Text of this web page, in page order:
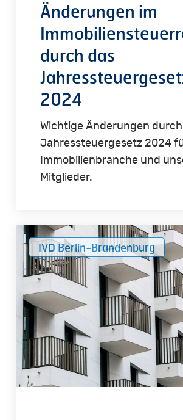
Änderungen im
durch das
2024
Wichtige Änderungen
Jahressteuergesetz 2024
Immobilienbranche und
Mitglieder.
Hausverwaltung
gesucht?
IVD
Berlin-
Brandenburg
startet
kostenlosen
Onlineservice
IVD Berlin-Brandenburg